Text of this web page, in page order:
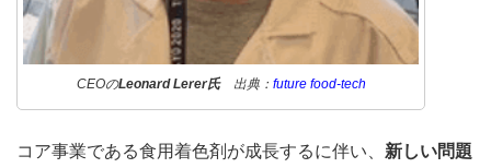
CEOのLeonard Lerer氏出典： future food-tech
コア事業である食用着色剤が成長するに伴い、 新しい問題